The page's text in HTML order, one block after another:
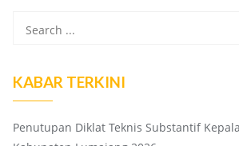
KABAR TERKINI
Penutupan Diklat Teknis Substantif